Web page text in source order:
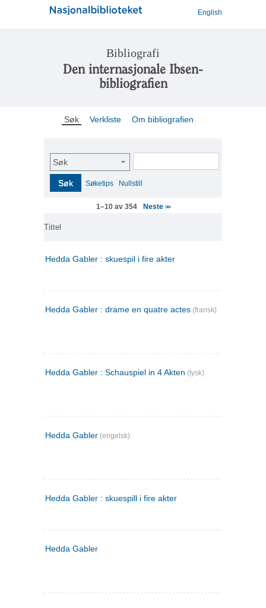
English
Bibliografi
Den internasjonale Ibsen-
bibliografien
Søk Verkliste Om bibliografien
Søk
Søk Søketips Nullstill
1–10 av 354 Neste >>
Tittel
Hedda Gabler : skuespil i fire akter
Hedda Gabler : drame en quatre actes (fransk)
Hedda Gabler : Schauspiel in 4 Akten (tysk)
Hedda Gabler (engelsk)
Hedda Gabler : skuespill i fire akter
Hedda Gabler